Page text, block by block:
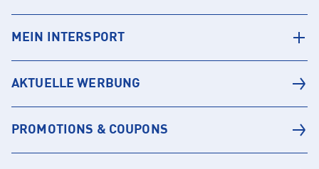
MEIN INTERSPORT
AKTUELLE WERBUNG
PROMOTIONS & COUPONS